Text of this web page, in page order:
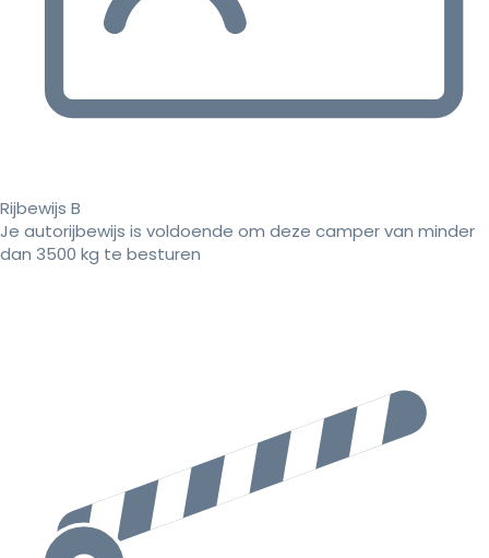
Rijbewijs B
Je autorijbewijs is voldoende om deze camper van minder
dan 3500 kg te besturen